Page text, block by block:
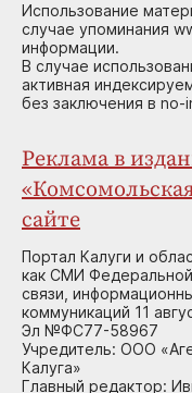
Использование
случае упоминания
информации.
В случае
активная
без заключения в
Реклама в
сайте
Портал Калуги и
как СМИ
связи,
коммуникаций 11
Эл №ФС77-58967
Учредитель: ООО
Калуга»
Главный редактор: